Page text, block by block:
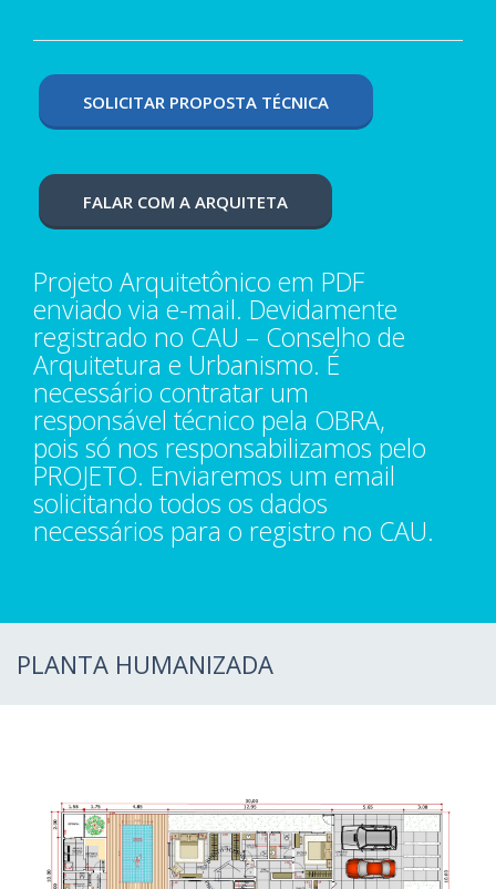
SOLICITAR PROPOSTA TÉCNICA
FALAR COM A ARQUITETA
Projeto Arquitetônico em PDF
enviado via e-mail. Devidamente
registrado no CAU – Conselho de
Arquitetura e Urbanismo. É
necessário contratar um
responsável técnico pela OBRA,
pois só nos responsabilizamos pelo
PROJETO. Enviaremos um email
solicitando todos os dados
necessários para o registro no CAU.
PLANTA HUMANIZADA